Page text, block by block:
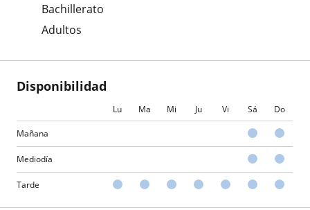
Bachillerato
Adultos
Disponibilidad
Lu Ma Mi Ju Vi Sá Do
Mañana
Mediodía
Tarde